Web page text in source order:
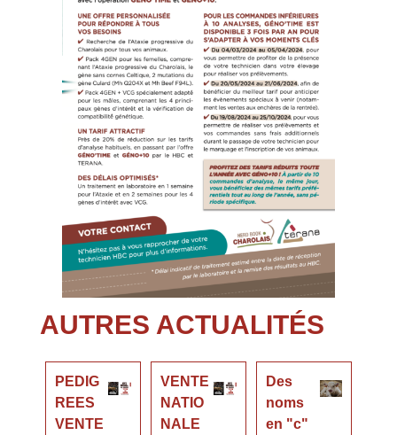
AUTRES ACTUALITÉS
PEDIG
REES
VENTE
VENTE
NATIO
NALE
Des
noms
en "c"